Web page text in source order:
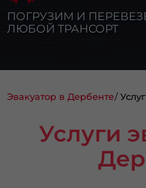
ПОГРУЗИМ И
ЛЮБОЙ ТРАНСОРТ
Эвакуатор в Дербенте
Услуги